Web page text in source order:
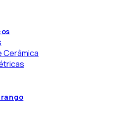
Cerâmica